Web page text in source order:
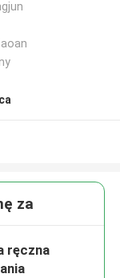
za
ręczna